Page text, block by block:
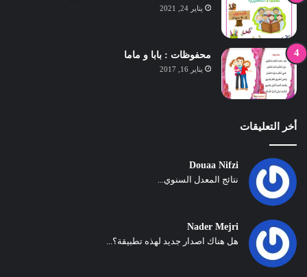
يناير 24, 2021
محفوظات : بابا و ماما
يناير 16, 2017
أخر التعليقات
Douaa Nifzi
نتائج المعدل السنوي...
Nader Mejri
هل هناك اصدار جديد لهذه تطبيقة؟...